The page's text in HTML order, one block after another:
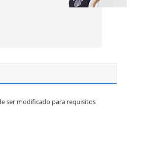
ser modificado para requisitos